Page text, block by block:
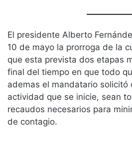
El presidente Alberto
10 de mayo la prorroga de la
que esta prevista dos etapas
final del tiempo en que todo
ademas el mandatario solicitó
actividad que se inicie, sean
recaudos necesarios para
de contagio.